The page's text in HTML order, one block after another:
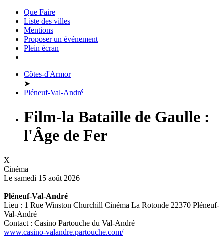
Que Faire
Liste des villes
Mentions
Proposer un événement
Plein écran
Côtes-d'Armor
➤
Pléneuf-Val-André
Film-la Bataille de Gaulle :
l'Âge de Fer
X
Cinéma
Le samedi 15 août 2026
Pléneuf-Val-André
Lieu : 1 Rue Winston Churchill Cinéma La Rotonde 22370 Pléneuf-
Val-André
Contact : Casino Partouche du Val-André
www.casino-valandre.partouche.com/